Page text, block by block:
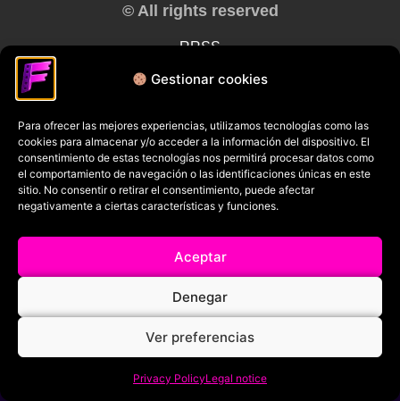
Gestionar cookies
Para ofrecer las mejores experiencias, utilizamos tecnologías como las
cookies para almacenar y/o acceder a la información del dispositivo. El
consentimiento de estas tecnologías nos permitirá procesar datos como
el comportamiento de navegación o las identificaciones únicas en este
sitio. No consentir o retirar el consentimiento, puede afectar
negativamente a ciertas características y funciones.
Aceptar
Denegar
Ver preferencias
Privacy PolicyLegal notice
© All rights reserved
RRSS